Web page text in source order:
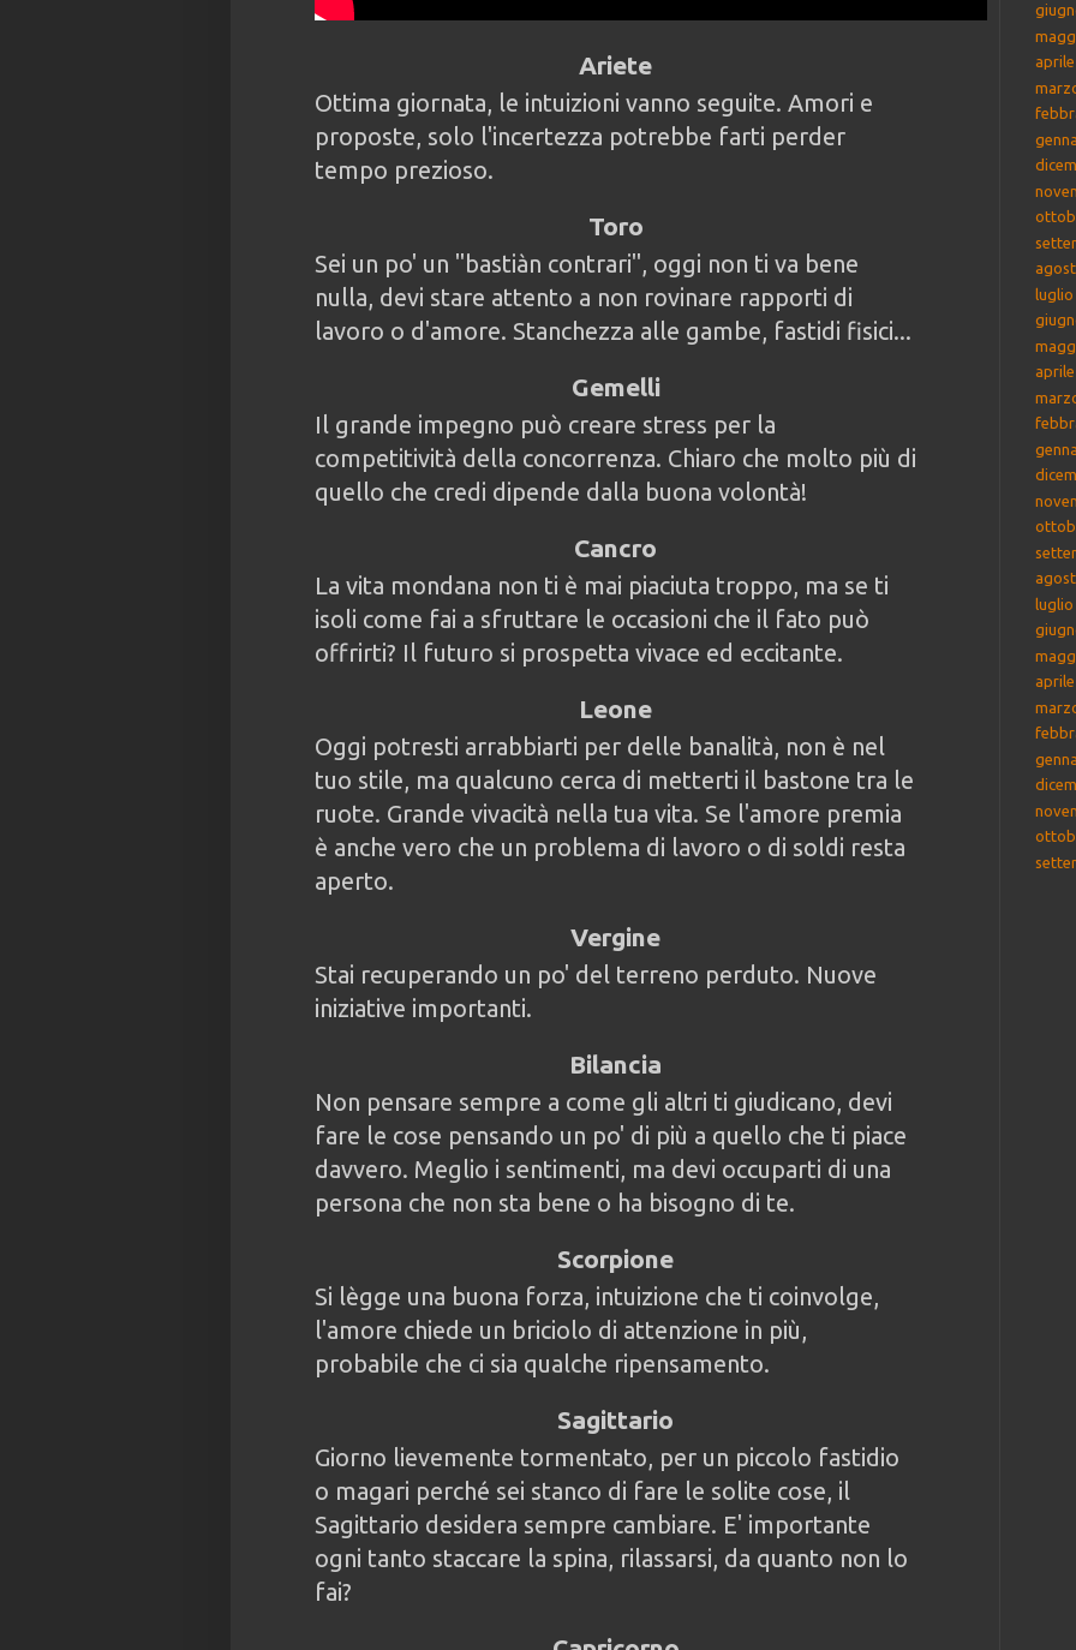
Ariete
Ottima giornata, le intuizioni vanno seguite. Amori e
proposte, solo l'incertezza potrebbe farti perder
tempo prezioso.
Toro
Sei un po' un "bastiàn contrari", oggi non ti va bene
nulla, devi stare attento a non rovinare rapporti di
lavoro o d'amore. Stanchezza alle gambe, fastidi fisici...
Gemelli
Il grande impegno può creare stress per la
competitività della concorrenza. Chiaro che molto più di
quello che credi dipende dalla buona volontà!
Cancro
La vita mondana non ti è mai piaciuta troppo, ma se ti
isoli come fai a sfruttare le occasioni che il fato può
offrirti? Il futuro si prospetta vivace ed eccitante.
Leone
Oggi potresti arrabbiarti per delle banalità, non è nel
tuo stile, ma qualcuno cerca di metterti il bastone tra le
ruote. Grande vivacità nella tua vita. Se l'amore premia
è anche vero che un problema di lavoro o di soldi resta
aperto.
Vergine
Stai recuperando un po' del terreno perduto. Nuove
iniziative importanti.
Bilancia
Non pensare sempre a come gli altri ti giudicano, devi
fare le cose pensando un po' di più a quello che ti piace
davvero. Meglio i sentimenti, ma devi occuparti di una
persona che non sta bene o ha bisogno di te.
Scorpione
Si lègge una buona forza, intuizione che ti coinvolge,
l'amore chiede un briciolo di attenzione in più,
probabile che ci sia qualche ripensamento.
Sagittario
Giorno lievemente tormentato, per un piccolo fastidio
o magari perché sei stanco di fare le solite cose, il
Sagittario desidera sempre cambiare. E' importante
ogni tanto staccare la spina, rilassarsi, da quanto non lo
fai?
luglio
luglio